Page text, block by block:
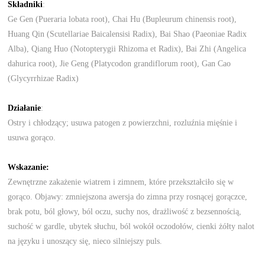
Składniki:
Ge Gen (Pueraria lobata root), Chai Hu (Bupleurum chinensis root),
Huang Qin (Scutellariae Baicalensisi Radix), Bai Shao (Paeoniae Radix
Alba), Qiang Huo (Notopterygii Rhizoma et Radix), Bai Zhi (Angelica
dahurica root), Jie Geng (Platycodon grandiflorum root), Gan Cao
(Glycyrrhizae Radix)
Działanie:
Ostry i chłodzący; usuwa patogen z powierzchni, rozluźnia mięśnie i
usuwa gorąco.
Wskazanie:
Zewnętrzne zakażenie wiatrem i zimnem, które przekształciło się w
gorąco. Objawy: zmniejszona awersja do zimna przy rosnącej gorączce,
brak potu, ból głowy, ból oczu, suchy nos, drażliwość z bezsennością,
suchość w gardle, ubytek słuchu, ból wokół oczodołów, cienki żółty nalot
na języku i unoszący się, nieco silniejszy puls.